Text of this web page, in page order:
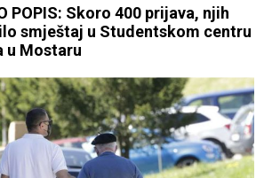
POPIS: Skoro 400 prijava, njih
smještaj u Studentskom centru
u Mostaru